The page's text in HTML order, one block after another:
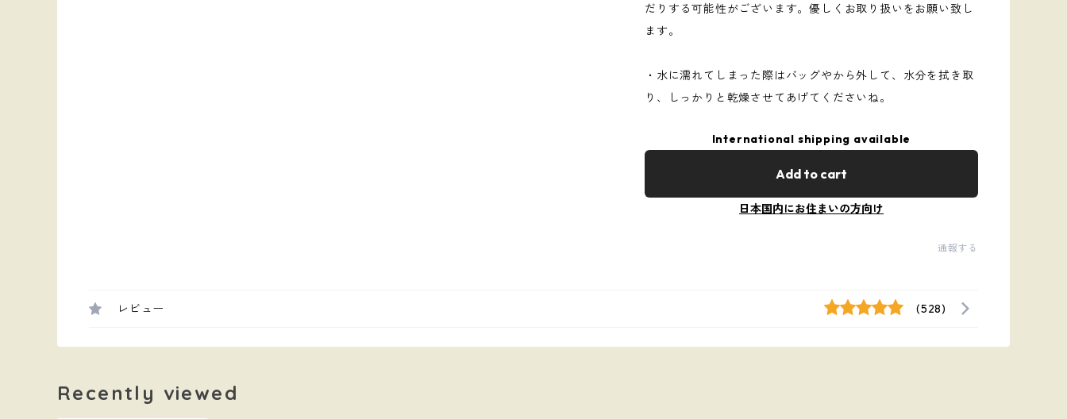
だりする可能性がございます。優しくお取り扱いをお願い致し
ます。
・水に濡れてしまった際はバッグやから外して、水分を拭き取
り、しっかりと乾燥させてあげてくださいね。
International shipping available
Add to cart
日本国内にお住まいの方向け
通報する
レビュー (528)
Recently viewed